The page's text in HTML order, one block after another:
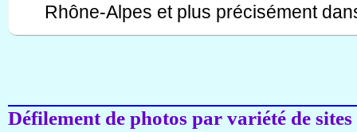
Rhône-Alpes et plus précisément
Défilement de photos par variété de